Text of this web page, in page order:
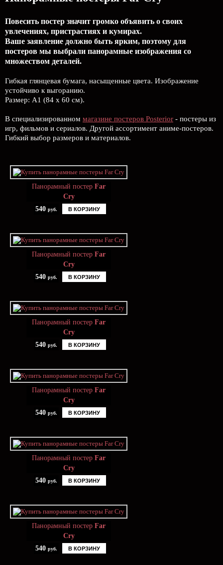
Повесить постер значит громко объявить о своих
увлечениях, пристрастиях и кумирах.
Ваше заявление должно быть ярким, поэтому для
постеров мы выбрали панорамные изображения со
множеством деталей.
Гибкая глянцевая бумага, насыщенные цвета. Изображение
устойчиво к выгоранию.
Размер: А1 (84 х 60 см).
В специализированном магазине постеров Posterior - постеры из
игр, фильмов и сериалов. Другой ассортимент аниме-постеров.
Гибкий выбор размеров и материалов.
Панорамный постер Far
Cry
540 руб. В КОРЗИНУ
Панорамный постер Far
Cry
540 руб. В КОРЗИНУ
Панорамный постер Far
Cry
540 руб. В КОРЗИНУ
Панорамный постер Far
Cry
540 руб. В КОРЗИНУ
Панорамный постер Far
Cry
540 руб. В КОРЗИНУ
Панорамный постер Far
Cry
540 руб. В КОРЗИНУ